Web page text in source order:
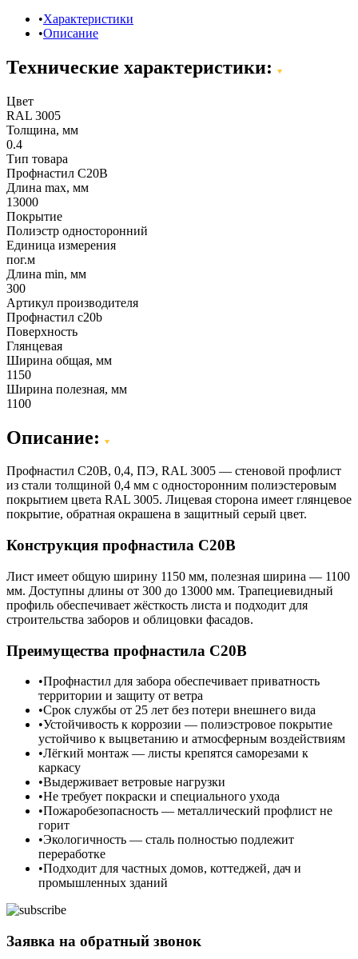
Характеристики
Описание
Технические характеристики:
Цвет
RAL 3005
Толщина, мм
0.4
Тип товара
Профнастил С20В
Длина max, мм
13000
Покрытие
Полиэстр односторонний
Единица измерения
пог.м
Длина min, мм
300
Артикул производителя
Профнастил c20b
Поверхность
Глянцевая
Ширина общая, мм
1150
Ширина полезная, мм
1100
Описание:
Профнастил C20B, 0,4, ПЭ, RAL 3005 — стеновой профлист
из стали толщиной 0,4 мм с односторонним полиэстеровым
покрытием цвета RAL 3005. Лицевая сторона имеет глянцевое
покрытие, обратная окрашена в защитный серый цвет.
Конструкция профнастила С20В
Лист имеет общую ширину 1150 мм, полезная ширина — 1100
мм. Доступны длины от 300 до 13000 мм. Трапециевидный
профиль обеспечивает жёсткость листа и подходит для
строительства заборов и облицовки фасадов.
Преимущества профнастила С20В
Профнастил для забора обеспечивает приватность
территории и защиту от ветра
Срок службы от 25 лет без потери внешнего вида
Устойчивость к коррозии — полиэстровое покрытие
устойчиво к выцветанию и атмосферным воздействиям
Лёгкий монтаж — листы крепятся саморезами к
каркасу
Выдерживает ветровые нагрузки
Не требует покраски и специального ухода
Пожаробезопасность — металлический профлист не
горит
Экологичность — сталь полностью подлежит
переработке
Подходит для частных домов, коттеджей, дач и
промышленных зданий
Заявка на обратный звонок